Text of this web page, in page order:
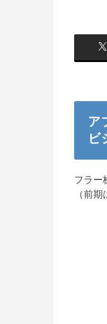
ア
ビ
フラー
（前